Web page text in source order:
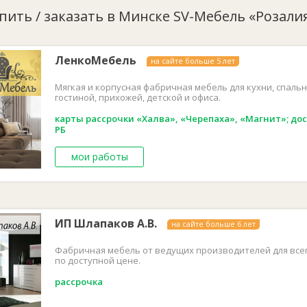
Черный глянец.
Гарнитур
шкафов: 1) Стол под
распашной
мм разделен
шириной 584 мм
выдвижным ящиком
распашной
размером
два отсека для
комплектуется
ВНИМАНИЕ!!! Фасады
Открываются за
боковин нижних
сегмента
сегмента
/ заказать в Минске SV-Мебель
ЛенкоМебель на сайте больше 5 лет
Мягкая и корпусная фабричная мебель для кухни,
гостиной, прихожей, детской и офиса.
карты рассрочки «Халва», «Черепаха», «Магнит»;
РБ
мои работы
ИП Шлапаков А.В. на сайте больше 6 лет
Фабричная мебель от ведущих производителей для
по доступной цене.
рассрочка